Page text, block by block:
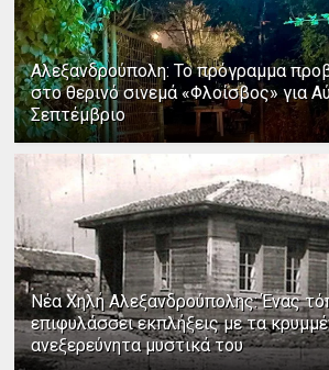
Αλεξανδρούπολη: Το πρόγραμμα
στο θερινό σινεμά «Φλοίσβος» για
Σεπτέμβριο
Νέα Χηλή Αλεξανδρούπολης: Ένας
επιφυλάσσει εκπλήξεις με τα
ανεξερεύνητα μυστικά του